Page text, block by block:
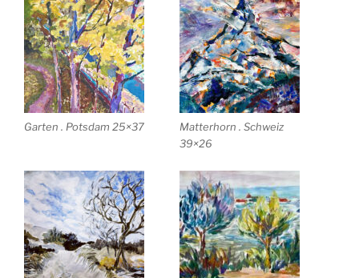
Garten . Potsdam 25×37
Matterhorn . Schweiz
39×26